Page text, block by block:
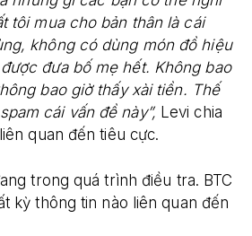
tôi mua cho bản thân là cái
không có dùng món đồ hiệu
đưa bố mẹ hết. Không bao
bao giờ thấy xài tiền. Thế
cái vấn đề này”, Levi chia
quan đến tiêu cực.
trong quá trình điều tra. BTC
kỳ thông tin nào liên quan đến